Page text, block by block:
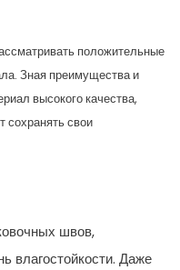
положительные
Зная преимущества и
высокого качества,
сохранять свои
швов,
влагостойкости. Даже